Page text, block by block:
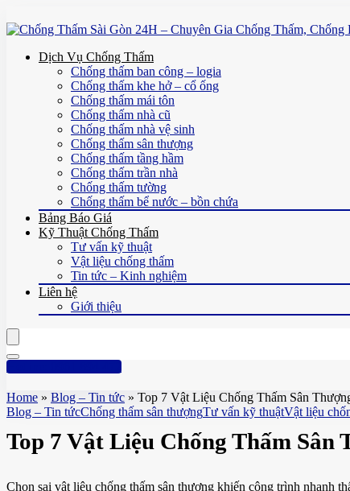
Dịch Vụ Chống Thấm
Chống thấm ban công – logia
Chống thấm khe hở – cổ ống
Chống thấm mái tôn
Chống thấm nhà cũ
Chống thấm nhà vệ sinh
Chống thấm sân thượng
Chống thấm tầng hầm
Chống thấm trần nhà
Chống thấm tường
Chống thấm bể nước – bồn chứa
Bảng Báo Giá
Kỹ Thuật Chống Thấm
Tư vấn kỹ thuật
Vật liệu chống thấm
Tin tức – Kinh nghiệm
Liên hệ
Giới thiệu
Hotline: 0961 894 472
Home » Blog – Tin tức » Top 7 Vật Liệu Chống Thấm Sân
Blog – Tin tứcChống thấm sân thượngTư vấn kỹ thuậtVật liệu
Top 7 Vật Liệu Chống Thấm Sân
Chọn sai vật liệu chống thấm sân thượng khiến công trình nhanh